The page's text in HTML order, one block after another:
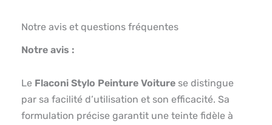
Notre avis et questions fréquentes
Notre avis :
Le Flaconi Stylo Peinture Voiture se distingue
par sa facilité d’utilisation et son efficacité. Sa
formulation précise garantit une teinte fidèle à